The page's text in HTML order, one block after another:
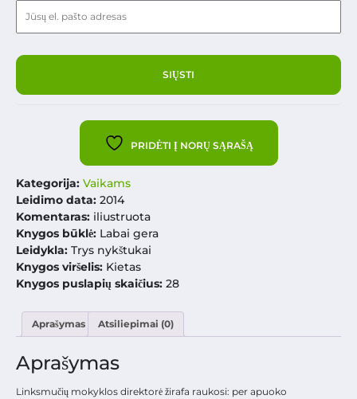
PRIDĖTI Į NORŲ SĄRAŠĄ
Kategorija: Vaikams
Leidimo data: 2014
Komentaras: iliustruota
Knygos būklė: Labai gera
Leidykla: Trys nykštukai
Knygos viršelis: Kietas
Knygos puslapių skaičius: 28
Aprašymas Atsiliepimai (0)
Aprašymas
Linksmučių mokyklos direktorė žirafa raukosi: per apuoko